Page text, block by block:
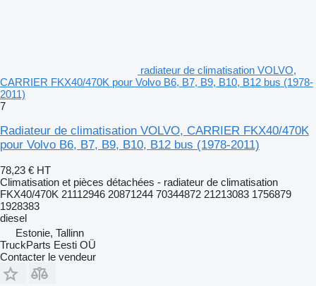
radiateur de climatisation VOLVO,
CARRIER FKX40/470K pour Volvo B6, B7, B9, B10, B12 bus (1978-
2011)
7
Radiateur de climatisation VOLVO, CARRIER FKX40/470K
pour Volvo B6, B7, B9, B10, B12 bus (1978-2011)
78,23 € HT
Climatisation et pièces détachées - radiateur de climatisation
FKX40/470K 21112946 20871244 70344872 21213083 1756879
1928383
diesel
Estonie, Tallinn
TruckParts Eesti OÜ
Contacter le vendeur